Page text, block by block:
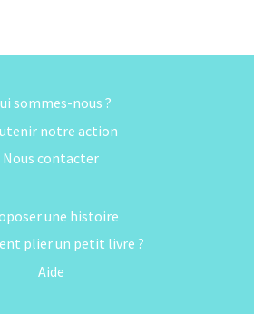
sommes-nous ?
notre action
Nous contacter
une histoire
plier un petit livre ?
Aide